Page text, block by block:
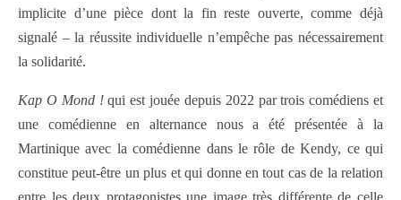
implicite d’une pièce dont la fin reste ouverte, comme déjà
signalé – la réussite individuelle n’empêche pas nécessairement
la solidarité.
Kap O Mond !qui est jouée depuis 2022 par trois comédiens et
une comédienne en alternance nous a été présentée à la
Martinique avec la comédienne dans le rôle de Kendy, ce qui
constitue peut-être un plus et qui donne en tout cas de la relation
entre les deux protagonistes une image très différente de celle